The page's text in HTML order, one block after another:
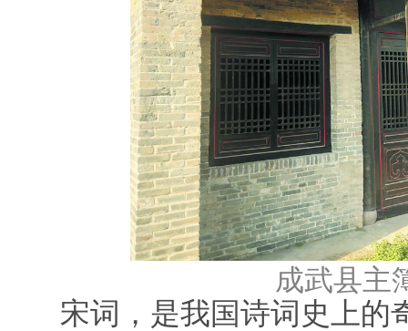
成武县主
宋词，是我国诗词史上的